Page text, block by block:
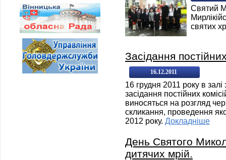
Святий
святих
Засідання
16.12.2011
16 грудня 2011 року в
засідання постійних
виносяться на розгляд
скликання, проведення
2012 року. Докладніше
День Святого
дитячих мрій.